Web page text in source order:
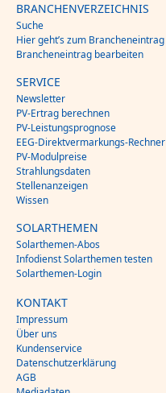
BRANCHENVERZEICHNIS
Suche
Hier geht’s zum Brancheneintrag
Brancheneintrag bearbeiten
SERVICE
Newsletter
PV-Ertrag berechnen
PV-Leistungsprognose
EEG-Direktvermarkungs-Rechner
PV-Modulpreise
Strahlungsdaten
Stellenanzeigen
Wissen
SOLARTHEMEN
Solarthemen-Abos
Infodienst Solarthemen testen
Solarthemen-Login
KONTAKT
Impressum
Über uns
Kundenservice
Datenschutzerklärung
AGB